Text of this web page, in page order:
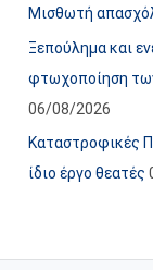
ε
ω
ν
ν
ι
σ
τ
ο
χ
ο
Μισθωτή
Ξεπούλημα και
φτωχοποίηση
06/08/2026
Καταστροφικές
ίδιο έργο θεατές